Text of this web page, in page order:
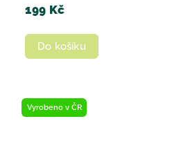
199 Kč
Do košíku
Vyrobeno v ČR